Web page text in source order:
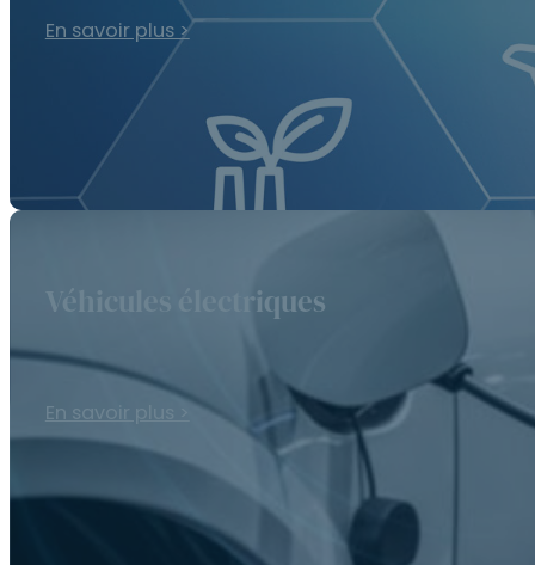
En savoir plus >
Véhicules électriques
En savoir plus >